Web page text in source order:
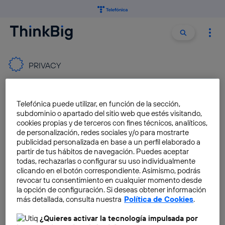
Buscar
PRIVACY
permissions on social
networks and other accounts
Pablo G. Bejerano
The power of secrets:
anonymous social networks
start to spread
Telefónica puede utilizar, en función de la sección,
subdominio o apartado del sitio web que estés visitando,
cookies propias y de terceros con fines técnicos, analíticos,
de personalización, redes sociales y/o para mostrarte
publicidad personalizada en base a un perfil elaborado a
partir de tus hábitos de navegación. Puedes aceptar
todas, rechazarlas o configurar su uso individualmente
clicando en el botón correspondiente. Asimismo, podrás
revocar tu consentimiento en cualquier momento desde
la opción de configuración. Si deseas obtener información
más detallada, consulta nuestra Política de Cookies.
¿Quieres activar la tecnología impulsada por